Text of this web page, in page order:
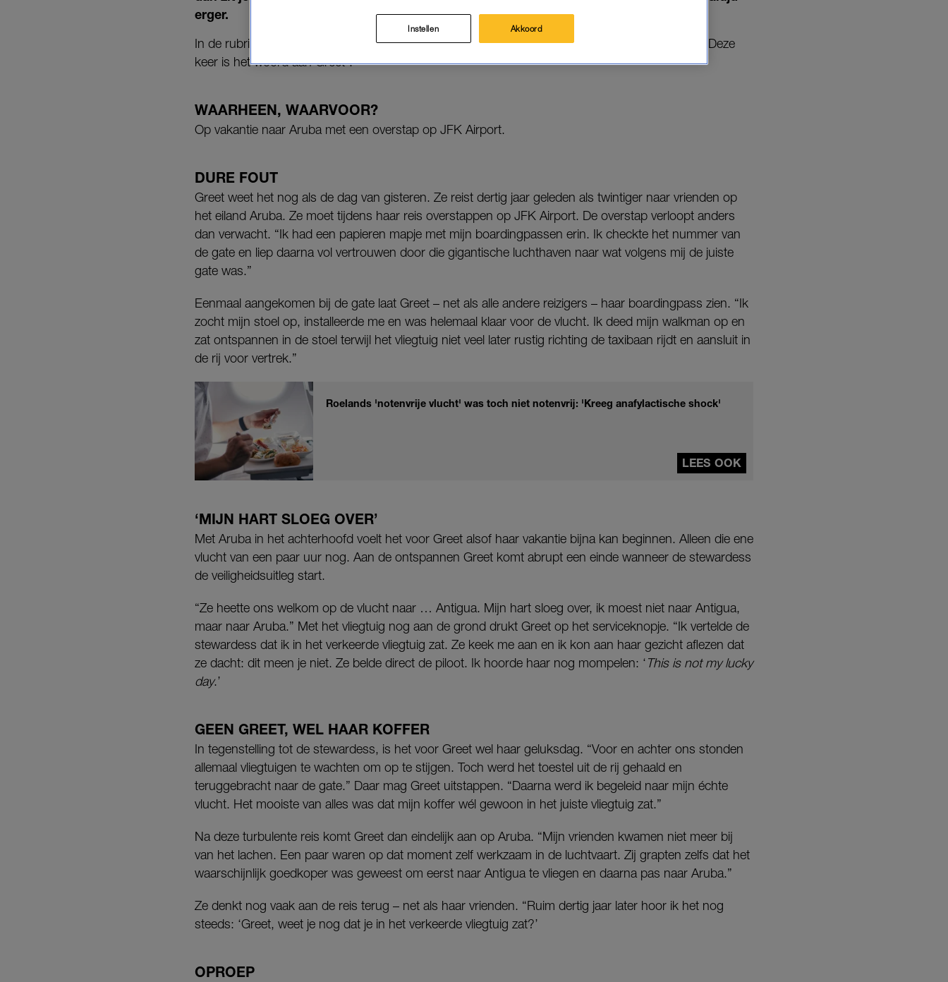
erger.
In de rubriek
deelt LINDA. de meest bizarre en bijzondere vliegtuigverhalen. Deze
keer is het woord aan Greet*.
WAARHEEN, WAARVOOR?
Op vakantie naar Aruba met een overstap op JFK Airport.
DURE FOUT
Greet weet het nog als de dag van gisteren. Ze reist dertig jaar geleden als twintiger naar vrienden op
het eiland Aruba. Ze moet tijdens haar reis overstappen op JFK Airport. De overstap verloopt anders
dan verwacht. “Ik had een papieren mapje met mijn boardingpassen erin. Ik checkte het nummer van
de gate en liep daarna vol vertrouwen door die gigantische luchthaven naar wat volgens mij de juiste
gate was.”
Eenmaal aangekomen bij de gate laat Greet – net als alle andere reizigers – haar boardingpass zien. “Ik
zocht mijn stoel op, installeerde me en was helemaal klaar voor de vlucht. Ik deed mijn walkman op en
zat ontspannen in de stoel terwijl het vliegtuig niet veel later rustig richting de taxibaan rijdt en aansluit in
de rij voor vertrek.”
Roelands 'notenvrije vlucht' was toch niet notenvrij: 'Kreeg anafylactische shock'
LEES OOK
‘MIJN HART SLOEG OVER’
Met Aruba in het achterhoofd voelt het voor Greet alsof haar vakantie bijna kan beginnen. Alleen die ene
vlucht van een paar uur nog. Aan de ontspannen Greet komt abrupt een einde wanneer de stewardess
de veiligheidsuitleg start.
“Ze heette ons welkom op de vlucht naar … Antigua. Mijn hart sloeg over, ik moest niet naar Antigua,
maar naar Aruba.” Met het vliegtuig nog aan de grond drukt Greet op het serviceknopje. “Ik vertelde de
stewardess dat ik in het verkeerde vliegtuig zat. Ze keek me aan en ik kon aan haar gezicht aflezen dat
ze dacht: dit meen je niet. Ze belde direct de piloot. Ik hoorde haar nog mompelen: ‘This is not my lucky
day.’
GEEN GREET, WEL HAAR KOFFER
In tegenstelling tot de stewardess, is het voor Greet wel haar geluksdag. “Voor en achter ons stonden
allemaal vliegtuigen te wachten om op te stijgen. Toch werd het toestel uit de rij gehaald en
teruggebracht naar de gate.” Daar mag Greet uitstappen. “Daarna werd ik begeleid naar mijn échte
vlucht. Het mooiste van alles was dat mijn koffer wél gewoon in het juiste vliegtuig zat.”
Na deze turbulente reis komt Greet dan eindelijk aan op Aruba. “Mijn vrienden kwamen niet meer bij
van het lachen. Een paar waren op dat moment zelf werkzaam in de luchtvaart. Zij grapten zelfs dat het
waarschijnlijk goedkoper was geweest om eerst naar Antigua te vliegen en daarna pas naar Aruba.”
Ze denkt nog vaak aan de reis terug – net als haar vrienden. “Ruim dertig jaar later hoor ik het nog
steeds: ‘Greet, weet je nog dat je in het verkeerde vliegtuig zat?’
OPROEP
Instellen Akkoord